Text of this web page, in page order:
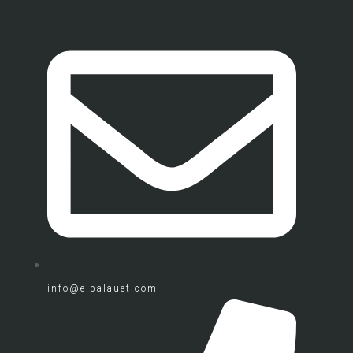
info@elpalauet.com